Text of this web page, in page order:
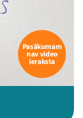
Pasākumam
nav video
ieraksta